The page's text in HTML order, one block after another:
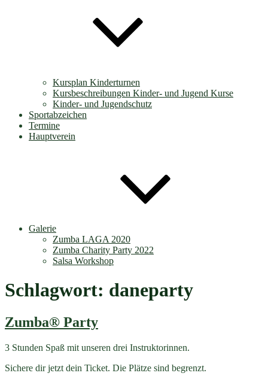
Kursplan Kinderturnen
Kursbeschreibungen Kinder- und Jugend Kurse
Kinder- und Jugendschutz
Sportabzeichen
Termine
Hauptverein
Galerie
Zumba LAGA 2020
Zumba Charity Party 2022
Salsa Workshop
Schlagwort: daneparty
Zumba® Party
3 Stunden Spaß mit unseren drei Instruktorinnen.
Sichere dir jetzt dein Ticket. Die Plätze sind begrenzt.